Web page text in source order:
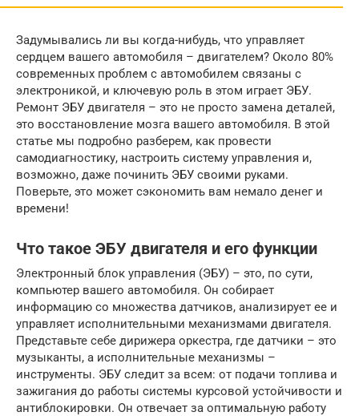
Задумывались ли вы когда-нибудь, что управляет
сердцем вашего автомобиля – двигателем? Около 80%
современных проблем с автомобилем связаны с
электроникой, и ключевую роль в этом играет ЭБУ.
Ремонт ЭБУ двигателя – это не просто замена деталей,
это восстановление мозга вашего автомобиля. В этой
статье мы подробно разберем, как провести
самодиагностику, настроить систему управления и,
возможно, даже починить ЭБУ своими руками.
Поверьте, это может сэкономить вам немало денег и
времени!
Что такое ЭБУ двигателя и его функции
Электронный блок управления (ЭБУ) – это, по сути,
компьютер вашего автомобиля. Он собирает
информацию со множества датчиков, анализирует ее и
управляет исполнительными механизмами двигателя.
Представьте себе дирижера оркестра, где датчики – это
музыканты, а исполнительные механизмы –
инструменты. ЭБУ следит за всем: от подачи топлива и
зажигания до работы системы курсовой устойчивости и
антиблокировки. Он отвечает за оптимальную работу